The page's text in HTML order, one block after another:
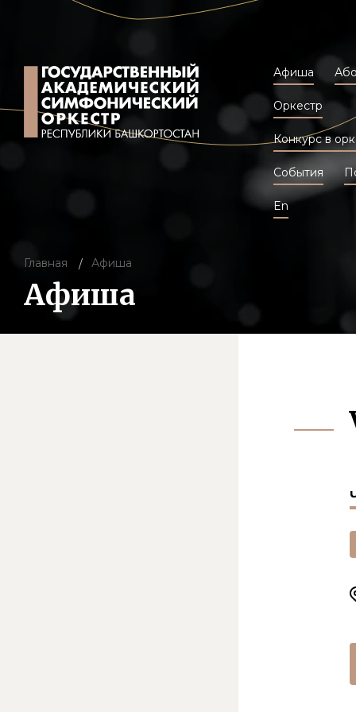
Афиша
Оркестр
Конкурс в
События
En
Главная Афиша
Афиша